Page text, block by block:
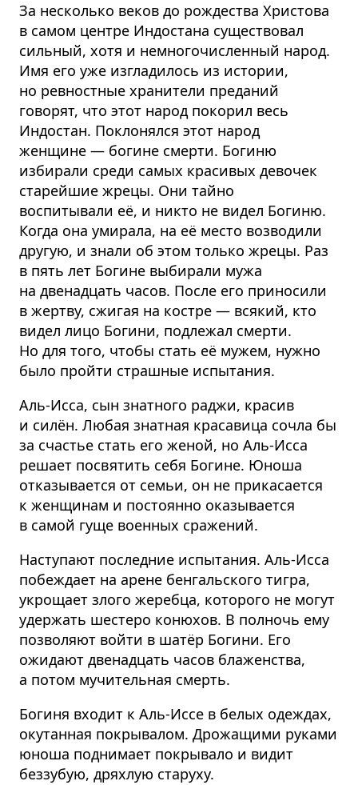
За несколько веков до рождества Христова
в самом центре Индостана существовал
сильный, хотя и немногочисленный народ.
Имя его уже изгладилось из истории,
но ревностные хранители преданий
говорят, что этот народ покорил весь
Индостан. Поклонялся этот народ
женщине — богине смерти. Богиню
избирали среди самых красивых девочек
старейшие жрецы. Они тайно
воспитывали её, и никто не видел Богиню.
Когда она умирала, на её место возводили
другую, и знали об этом только жрецы. Раз
в пять лет Богине выбирали мужа
на двенадцать часов. После его приносили
в жертву, сжигая на костре — всякий, кто
видел лицо Богини, подлежал смерти.
Но для того, чтобы стать её мужем, нужно
было пройти страшные испытания.
Аль-Исса, сын знатного раджи, красив
и силён. Любая знатная красавица сочла бы
за счастье стать его женой, но Аль-Исса
решает посвятить себя Богине. Юноша
отказывается от семьи, он не прикасается
к женщинам и постоянно оказывается
в самой гуще военных сражений.
Наступают последние испытания. Аль-Исса
побеждает на арене бенгальского тигра,
укрощает злого жеребца, которого не могут
удержать шестеро конюхов. В полночь ему
позволяют войти в шатёр Богини. Его
ожидают двенадцать часов блаженства,
а потом мучительная смерть.
Богиня входит к Аль-Иссе в белых одеждах,
окутанная покрывалом. Дрожащими руками
юноша поднимает покрывало и видит
беззубую, дряхлую старуху.